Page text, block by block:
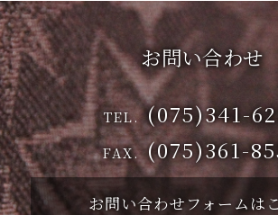
お問い合わせ
TEL. (075)341-
FAX.(075)361-
お問い合わせフォームは